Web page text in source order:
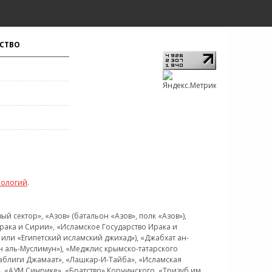
.
«Азов» (батальон «Азов», полк «Азов»),
и Сирии», «Исламское Государство Ирака и
«Египетский исламский джихад»), «Джабхат ан-
Муслимун»), «Меджлис крымско-татарского
Джамаат», «Лашкар-И-Тайба», «Исламская